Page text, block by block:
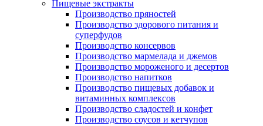
Пищевые экстракты
Производство пряностей
Производство здорового питания и
суперфудов
Производство консервов
Производство мармелада и джемов
Производство мороженого и десертов
Производство напитков
Производство пищевых добавок и
витаминных комплексов
Производство сладостей и конфет
Производство соусов и кетчупов